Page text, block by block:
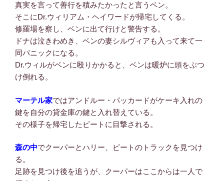
真実を言って善行を積みたかったと言うベン。
そこにDr.ウィリアム・ヘイワードが帰宅してくる。
修羅場を察し、ベンに出て行けと警告する。
ドナは泣きわめき、ベンの妻シルヴィアも入って来て一
同パニックになる。
Dr.ウィルがベンに殴りかかると、ベンは暖炉に頭をぶつ
け倒れる。
マーテル家ではアンドルー・パッカードがケーキ入れの
鍵を自分の貸金庫の鍵と入れ替えている。
その様子を帰宅したピートに目撃される。
森の中でクーパーとハリー、ピートのトラックを見つけ
る。
足跡を見つけ後を追うが、クーパーはここからは一人で